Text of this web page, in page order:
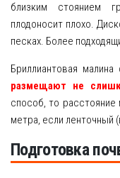
близким стоянием
плодоносит плохо.
песках. Более
Бриллиантовая
размещают не
способ, то
метра, если ленточный
Подготовка